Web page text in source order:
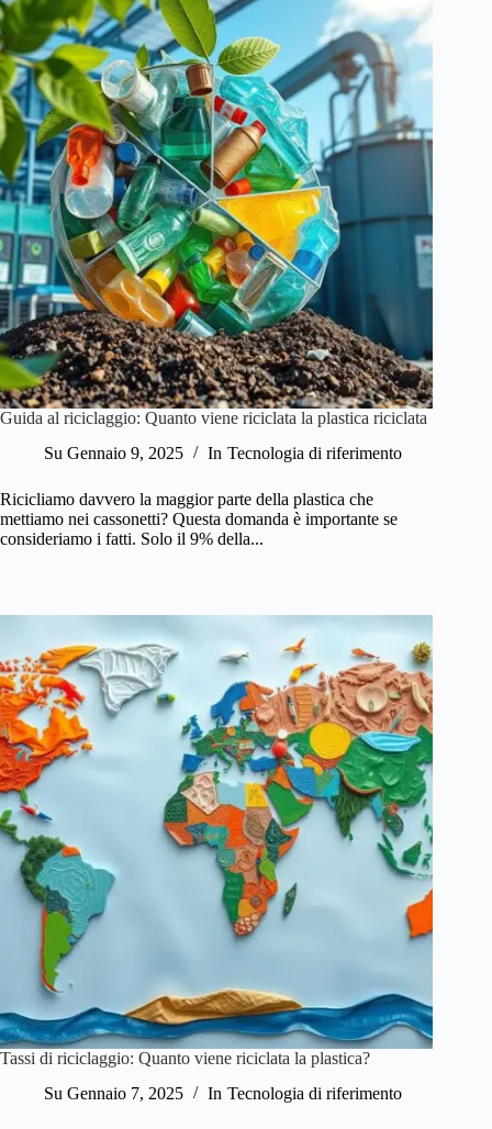
Guida al riciclaggio: Quanto viene riciclata la plastica riciclata
Su Gennaio 9, 2025 In Tecnologia di riferimento
Ricicliamo davvero la maggior parte della plastica che
mettiamo nei cassonetti? Questa domanda è importante se
consideriamo i fatti. Solo il 9% della...
Tassi di riciclaggio: Quanto viene riciclata la plastica?
Su Gennaio 7, 2025 In Tecnologia di riferimento